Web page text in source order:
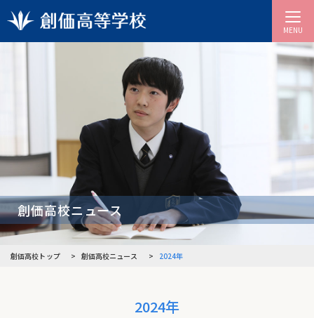
MENU
創価高校ニュース
創価高校トップ 創価高校ニュース 2024年
2024年